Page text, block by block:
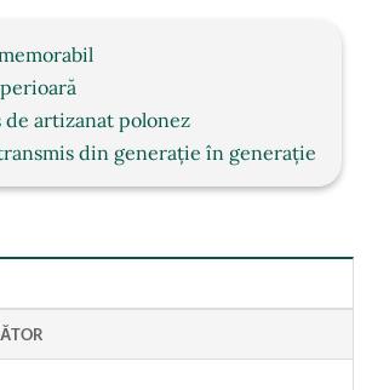
artizanat polonez
din generație în generație